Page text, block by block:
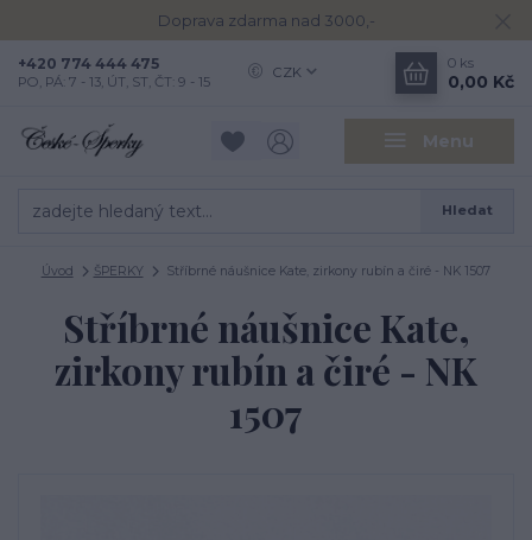
Doprava zdarma nad 3000,-
Menu
CZK
Hledat
+420 774 444 475
PO, PÁ: 7 - 13, ÚT, ST, ČT: 9 - 15
0 ks
0,00 Kč
Úvod ŠPERKY Stříbrné náušnice Kate, zirkony rubín a čiré - NK 1507
Stříbrné náušnice Kate,
zirkony rubín a čiré - NK
1507